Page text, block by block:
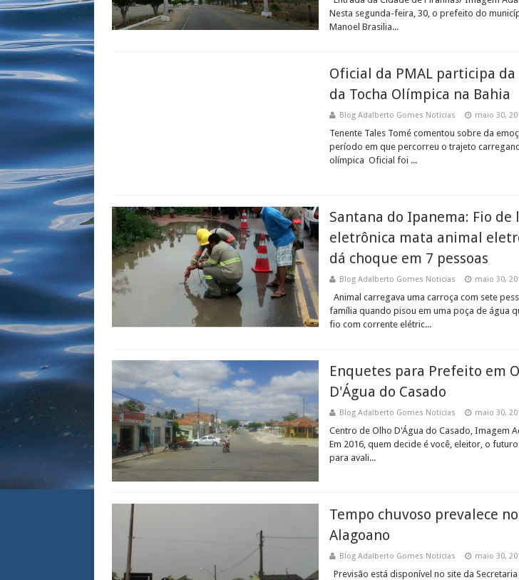
Nesta segunda-feira, 30, o prefeito do
Manoel Brasilia...
Oficial da PMAL participa da
da Tocha Olímpica na Bahia
Blog Adalberto Gomes Noticias maio 30,
Tenente Tales Tomé comentou sobre da
período em que percorreu o trajeto
olímpica Oficial foi ...
Santana do Ipanema: Fio de
eletrônica mata animal
dá choque em 7 pessoas
Blog Adalberto Gomes Noticias maio 30,
Animal carregava uma carroça com sete
família quando pisou em uma poça de água
fio com corrente elétric...
Enquetes para Prefeito em
D'Água do Casado
Blog Adalberto Gomes Noticias maio 30,
Centro de Olho D'Água do Casado, Imagem
Em 2016, quem decide é você, eleitor, o
para avali...
Tempo chuvoso prevalece
Alagoano
Blog Adalberto Gomes Noticias maio 30,
Previsão está disponível no site da